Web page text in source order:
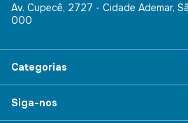
Av. Cupecê, 2727 - Cidade Ademar,
000
Categorias
Siga-nos